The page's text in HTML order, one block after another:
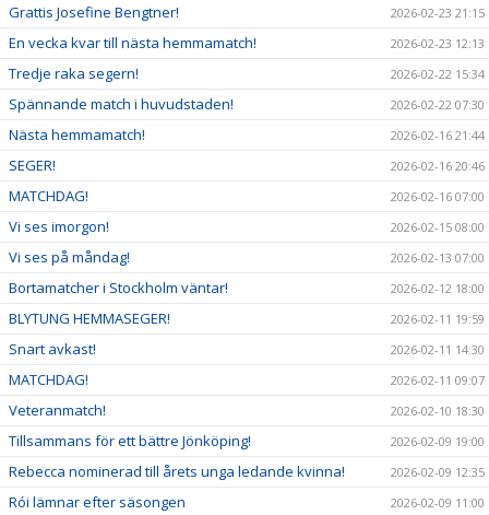
Grattis Josefine Bengtner! 2026-02-23 21:15
En vecka kvar till nästa hemmamatch! 2026-02-23 12:13
Tredje raka segern! 2026-02-22 15:34
Spännande match i huvudstaden! 2026-02-22 07:30
Nästa hemmamatch! 2026-02-16 21:44
SEGER! 2026-02-16 20:46
MATCHDAG! 2026-02-16 07:00
Vi ses imorgon! 2026-02-15 08:00
Vi ses på måndag! 2026-02-13 07:00
Bortamatcher i Stockholm väntar! 2026-02-12 18:00
BLYTUNG HEMMASEGER! 2026-02-11 19:59
Snart avkast! 2026-02-11 14:30
MATCHDAG! 2026-02-11 09:07
Veteranmatch! 2026-02-10 18:30
Tillsammans för ett bättre Jönköping! 2026-02-09 19:00
Rebecca nominerad till årets unga ledande kvinna! 2026-02-09 12:35
Rói lämnar efter säsongen 2026-02-09 11:00